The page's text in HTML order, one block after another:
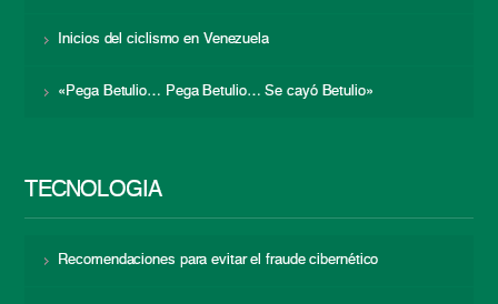
Inicios del ciclismo en Venezuela
«Pega Betulio… Pega Betulio… Se cayó Betulio»
TECNOLOGÍA
Recomendaciones para evitar el fraude cibernético